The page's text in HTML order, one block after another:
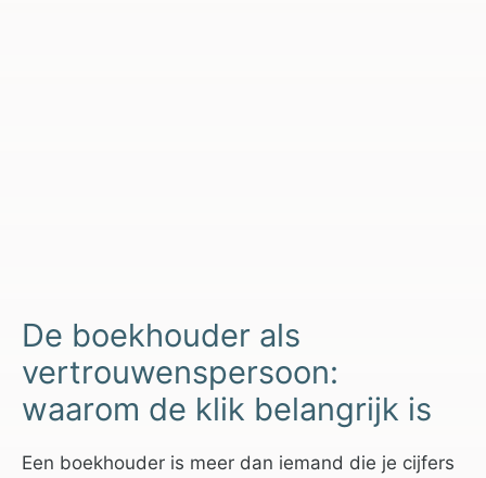
De boekhouder als
vertrouwenspersoon:
waarom de klik belangrijk is
Een boekhouder is meer dan iemand die je cijfers